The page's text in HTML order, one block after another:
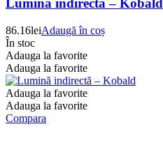
Lumină indirectă – Kobald
86.16leiAdaugă în coș
În stoc
Adauga la favorite
Adauga la favorite
Adauga la favorite
Adauga la favorite
Compara